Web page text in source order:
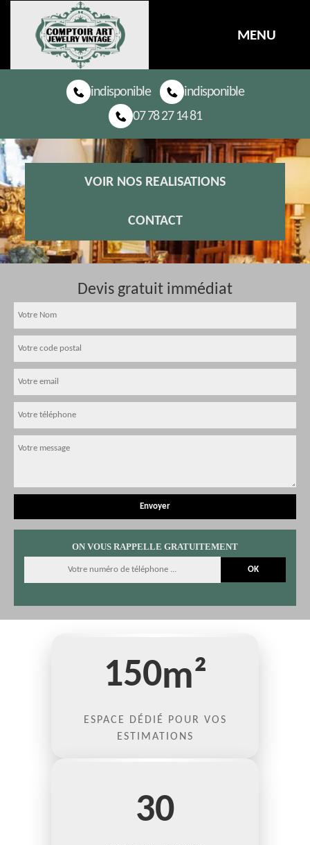
MENU
indisponible
indisponible
07 78 27 14 81
VOIR NOS REALISATIONS
CONTACT
Devis gratuit immédiat
ON VOUS RAPPELLE GRATUITEMENT
150m²
ESPACE DÉDIÉ POUR VOS
ESTIMATIONS
30